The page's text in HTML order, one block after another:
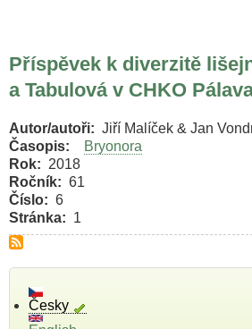
Příspěvek k diverzitě
a Tabulová v CHKO
Autor/autoři
Jiří Malíček & Jan
Časopis
Bryonora
Rok
2018
Ročník
61
Číslo
6
Stránka
1
Česky